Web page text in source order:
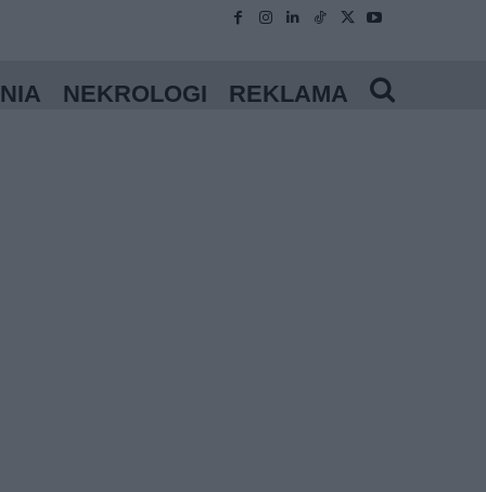
NEKROLOGI REKLAMA